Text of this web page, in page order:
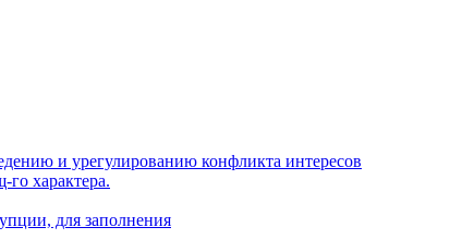
и урегулированию конфликта интересов
го характера.
для заполнения